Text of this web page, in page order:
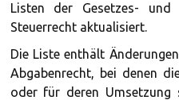
Listen der Gesetzes- und
Steuerrecht aktualisiert.
Die Liste enthält
Abgabenrecht, bei denen
oder für deren